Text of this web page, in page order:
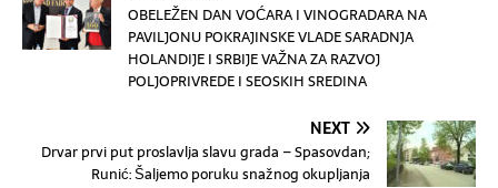
OBELEŽEN DAN VOĆARA I VINOGRADARA NA
PAVILJONU POKRAJINSKE VLADE SARADNJA
HOLANDIJE I SRBIJE VAŽNA ZA RAZVOJ
POLJOPRIVREDE I SEOSKIH SREDINA
NEXT
Drvar prvi put proslavlja slavu grada – Spasovdan;
Runić: Šaljemo poruku snažnog okupljanja